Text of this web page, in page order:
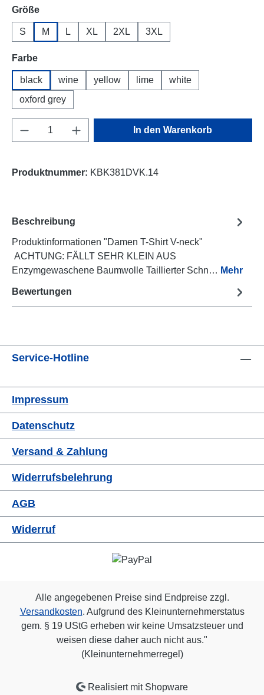
Größeauswählen
S M L XL 2XL 3XL
Farbeauswählen
black wine yellow lime
white
oxford grey
Produkt Anzahl: Gib den gewünschten
In den Warenkorb
Produktnummer: KBK381DVK.14
Beschreibung
Produktinformationen "Damen T-Shirt V-neck"
ACHTUNG: FÄLLT SEHR KLEIN AUS
Enzymgewaschene Baumwolle Taillierter Schn… Mehr
Bewertungen
Service-Hotline
Impressum
Datenschutz
Versand & Zahlung
Widerrufsbelehrung
AGB
Widerruf
Alle angegebenen Preise sind Endpreise zzgl.
Versandkosten. Aufgrund des Kleinunternehmerstatus
gem. § 19 UStG erheben wir keine Umsatzsteuer und
weisen diese daher auch nicht aus."
(Kleinunternehmerregel)
Realisiert mit Shopware